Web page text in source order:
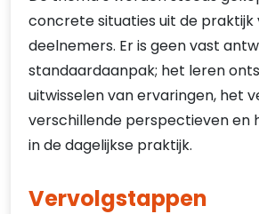
concrete situaties uit de praktijk
deelnemers. Er is geen vast
standaardaanpak; het leren
uitwisselen van ervaringen, het
verschillende perspectieven en
in de dagelijkse praktijk.
Vervolgstappen